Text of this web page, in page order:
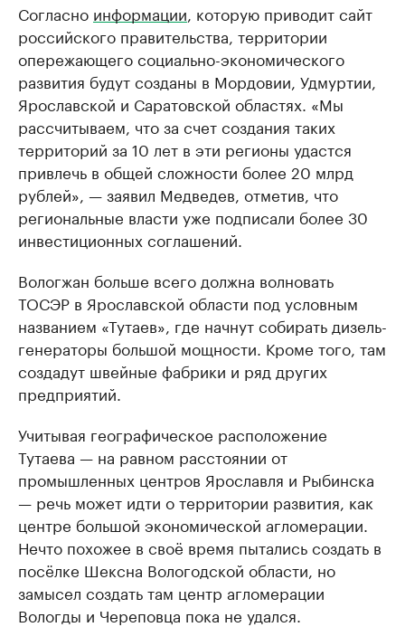
Согласно информации , которую приводит сайт
российского правительства, территории
опережающего социально-экономического
развития будут созданы в Мордовии, Удмуртии,
Ярославской и Саратовской областях. «Мы
рассчитываем, что за счет создания таких
территорий за 10 лет в эти регионы удастся
привлечь в общей сложности более 20 млрд
рублей», — заявил Медведев, отметив, что
региональные власти уже подписали более 30
инвестиционных соглашений.
Вологжан больше всего должна волновать
ТОСЭР в Ярославской области под условным
названием «Тутаев», где начнут собирать дизель-
генераторы большой мощности. Кроме того, там
создадут швейные фабрики и ряд других
предприятий.
Учитывая географическое расположение
Тутаева — на равном расстоянии от
промышленных центров Ярославля и Рыбинска
— речь может идти о территории развития, как
центре большой экономической агломерации.
Нечто похожее в своё время пытались создать в
посёлке Шексна Вологодской области, но
замысел создать там центр агломерации
Вологды и Череповца пока не удался.